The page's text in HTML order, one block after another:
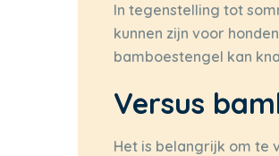
In tegenstelling tot
kunnen zijn voor
bamboestengel kan
Versus
Het is belangrijk om te